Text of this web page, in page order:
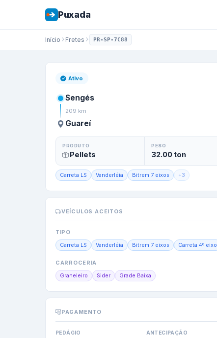
Puxada
Início Fretes PR-SP-7C88
Frete de
Ativo
Sengés
209 km
Guareí
PRODUTO
Pellets
PESO
32.00ton
Carreta LS Vanderléia Bitrem 7 eixos +3
VEÍCULOS ACEITOS
TIPO
Carreta LS Vanderléia Bitrem 7 eixos Carreta 4º eixo
CARROCERIA
Graneleiro Sider Grade Baixa
PAGAMENTO
PEDÁGIO ANTECIPAÇÃO